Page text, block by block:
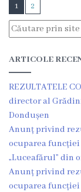
1 2
ARTICOLE
REZULTATELE
director al
Dondușen
Anunț privind
ocuparea
„Luceafărul” din
Anunț privind
ocuparea